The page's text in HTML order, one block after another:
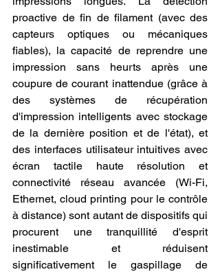
proactive de fin de filament (avec des
capteurs optiques ou mécaniques
fiables), la capacité de reprendre une
impression sans heurts après une
coupure de courant inattendue (grâce à
des systèmes de récupération
d'impression intelligents avec stockage
de la dernière position et de l'état), et
des interfaces utilisateur intuitives avec
écran tactile haute résolution et
connectivité réseau avancée (Wi-Fi,
Ethernet, cloud printing pour le contrôle
à distance) sont autant de dispositifs qui
procurent une tranquillité d'esprit
inestimable et réduisent
significativement le gaspillage de